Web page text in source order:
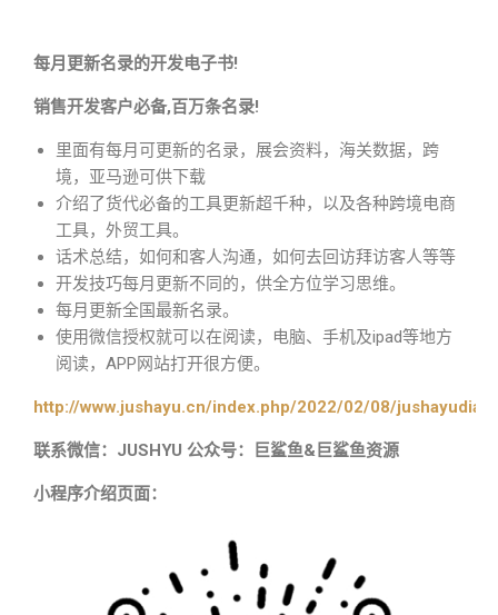
每月更新名录的开发电子书!
销售开发客户必备,百万条名录!
里面有每月可更新的名录，展会资料，海关数据，跨
境，亚马逊可供下载
介绍了货代必备的工具更新超千种，以及各种跨境电商
工具，外贸工具。
话术总结，如何和客人沟通，如何去回访拜访客人等等
开发技巧每月更新不同的，供全方位学习思维。
每月更新全国最新名录。
使用微信授权就可以在阅读，电脑、手机及ipad等地方
阅读，APP网站打开很方便。
http://www.jushayu.cn/index.php/2022/02/08/
联系微信：JUSHYU 公众号：巨鲨鱼&巨鲨鱼资源
小程序介绍页面：